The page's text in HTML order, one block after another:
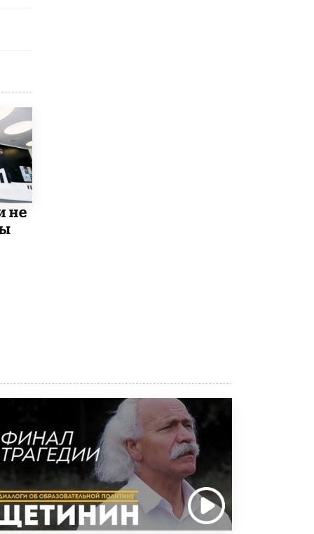
не
Госдума приняла закон о детских SIM-
картах
10 ИЮНЯ /ДЕТИ
Глава СПЧ предложил вернуть в школы
устные переходные экзамены
9 ИЮНЯ /КАЧЕСТВО ОБРАЗОВАНИЯ
​Объединяя дошкольный мир